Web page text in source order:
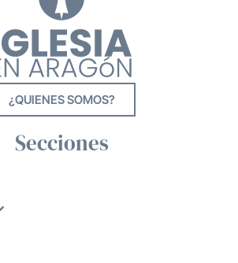
¿QUIENES SOMOS?
Secciones